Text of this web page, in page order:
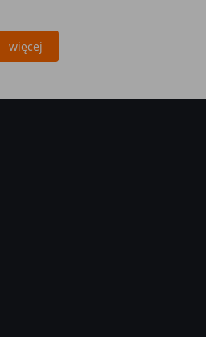
więcej